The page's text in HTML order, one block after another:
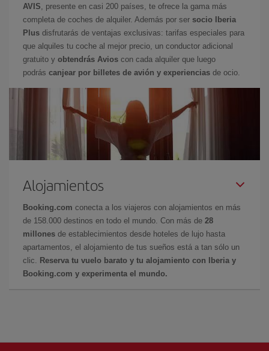
AVIS, presente en casi 200 países, te ofrece la gama más
completa de coches de alquiler. Además por ser socio Iberia
Plus disfrutarás de ventajas exclusivas: tarifas especiales para
que alquiles tu coche al mejor precio, un conductor adicional
gratuito y obtendrás Avios con cada alquiler que luego
podrás canjear por billetes de avión y experiencias de ocio.
Alojamientos
Booking.com conecta a los viajeros con alojamientos en más
de 158.000 destinos en todo el mundo. Con más de 28
millones de establecimientos desde hoteles de lujo hasta
apartamentos, el alojamiento de tus sueños está a tan sólo un
clic. Reserva tu vuelo barato y tu alojamiento con Iberia y
Booking.com y experimenta el mundo.